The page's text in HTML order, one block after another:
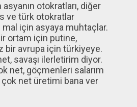
otokratları, diğer
ve türk otokratlar
mal için asyaya muhtaçlar.
ortam için putine,
bir avrupa için türkiyeye.
savaşı ilerletirim diyor.
net, göçmenleri salarım
çok net üretimi bana ver